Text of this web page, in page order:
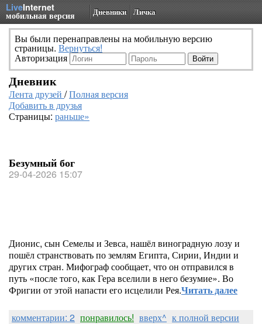
LiveInternet
мобильная версия Дневники Личка
Вы были перенаправлены на мобильную версию
страницы. Вернуться!
Авторизация
Дневник
Лента друзей /Полная версия
Добавить в друзья
Страницы: раньше»
Безумный бог
29-04-2026 15:07
Дионис, сын Семелы и Зевса, нашёл виноградную лозу и
пошёл странствовать по землям Египта, Сирии, Индии и
других стран. Мифограф сообщает, что он отправился в
путь «после того, как Гера вселили в него безумие». Во
Фригии от этой напасти его исцелили Рея.Читать далее
комментарии: 2 понравилось! вверх^ к полной версии